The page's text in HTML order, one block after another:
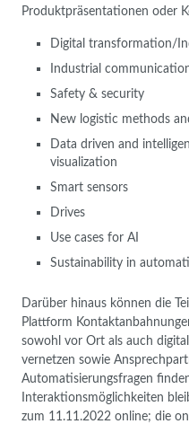
Produktpräsentationen oder
Digital transformation/
Industrial
Safety & security
New logistic methods
Data driven and
visualization
Smart sensors
Drives
Use cases for AI
Sustainability in
Darüber hinaus können die
Plattform
sowohl vor Ort als auch
vernetzen sowie
Automatisierungsfragen
Interaktionsmöglichkeiten
zum 11.11.2022 online; die